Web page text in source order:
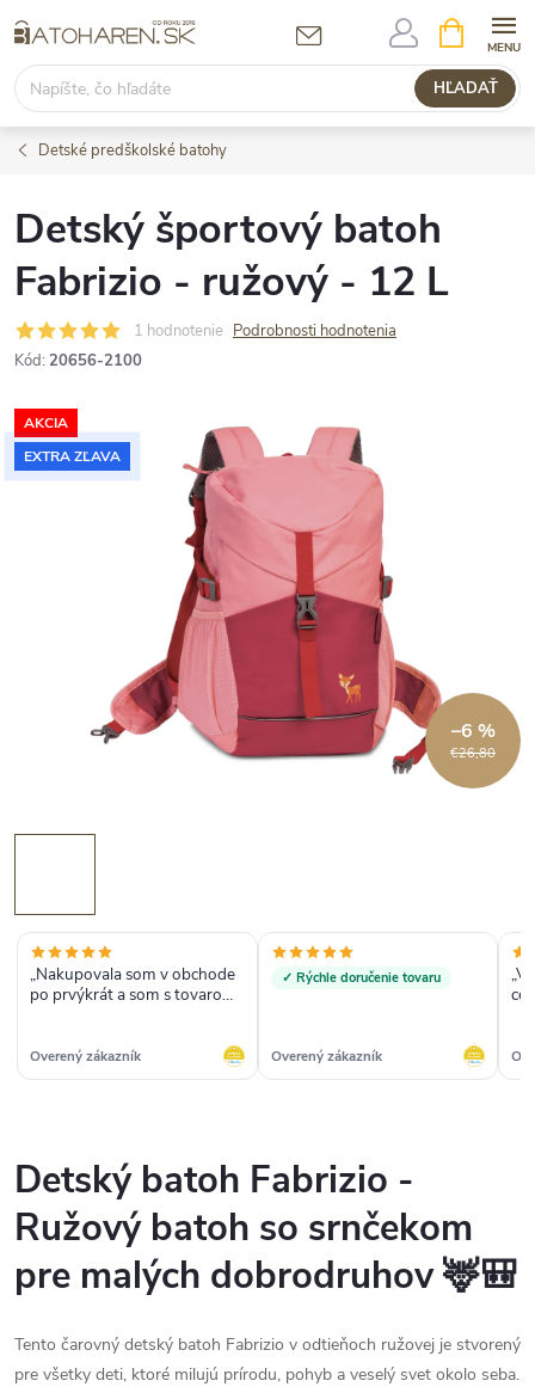
na
obsah
HĽADAŤ
KOŠÍK
Detské predškolské batohy
Detský športový batoh
Fabrizio - ružový - 12 L
1 hodnotenie Podrobnosti hodnotenia
Kód: 20656-2100
AKCIA
EXTRA ZĽAVA
€26,80
–6 %
„Nakupovala som v obchode
po prvýkrát a som s tovarom
Overený zákazník
✓ Rýchle doručenie tovaru
Overený zákazník
Detský batoh Fabrizio -
Ružový batoh so srnčekom
pre malých dobrodruhov 🦌🎒
Tento čarovný detský batoh Fabrizio v odtieňoch ružovej je stvorený
pre všetky deti, ktoré milujú prírodu, pohyb a veselý svet okolo seba.